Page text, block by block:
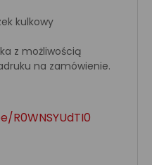
kulkowy
z możliwością
na zamówienie.